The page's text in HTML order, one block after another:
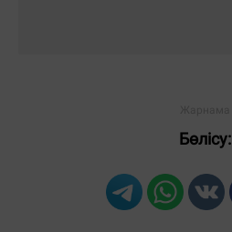
Бөлісу: